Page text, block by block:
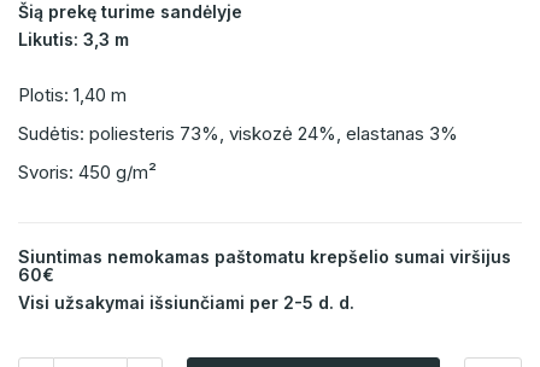
Šią prekę turime sandėlyje
Likutis: 3,3 m
Plotis: 1,40 m
Sudėtis: poliesteris 73%, viskozė 24%, elastanas 3%
Svoris: 450 g/m²
Siuntimas nemokamas paštomatu krepšelio sumai viršijus
60€
Visi užsakymai išsiunčiami per 2-5 d. d.